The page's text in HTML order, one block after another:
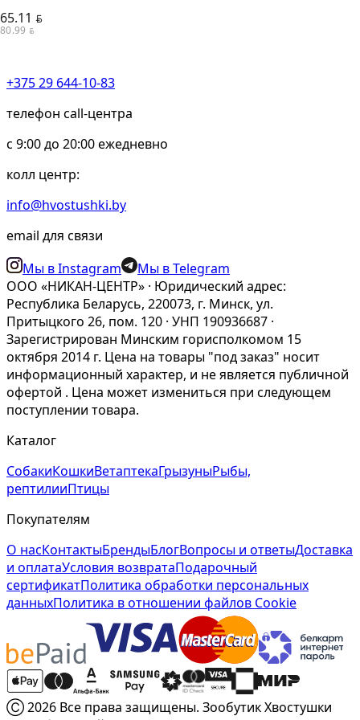
65.11 BYN
80.99 BYN
+375 29 644-10-83
телефон call-центра
c 9:00 до 20:00 ежедневно
колл центр:
info@hvostushki.by
email для связи
Мы в Instagram
Мы в Telegram
ООО «НИКАН-ЦЕНТР» · Юридический адрес:
Республика Беларусь, 220073, г. Минск, ул.
Притыцкого 26, пом. 120 · УНП 190936687 ·
Зарегистрирован Минским горисполкомом 15
октября 2014 г. Цена на товары "под заказ" носит
информационный характер, и не является публичной
офертой . Цена может измениться при следующем
поступлении товара.
Каталог
СобакиКошкиВетаптекаГрызуныРыбы,
рептилииПтицы
Покупателям
О насКонтактыБрендыБлогВопросы и ответыДоставка
и оплатаУсловия возвратаПодарочный
сертификатПолитика обработки персональных
данныхПолитика в отношении файлов Cookie
Ⓒ 2026 Все права защищены. Зообутик Хвостушки